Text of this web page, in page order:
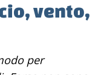
vento,